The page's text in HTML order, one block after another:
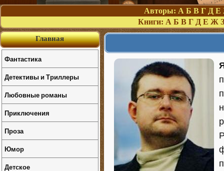
Авторы: А Б В Г Д Е
Книги: А Б В Г Д Е Ж З
Главная
Фантастика
Детективы и Триллеры
Любовные романы
Приключения
Проза
Юмор
Детское